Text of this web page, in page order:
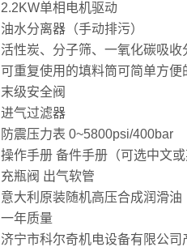
2.2KW单相电机驱动
油水分离器（手动排污）
活性炭、分子筛、一氧化碳吸
可重复使用的填料筒可简单方便
末级安全阀
进气过滤器
防震压力表 0~5800psi/400bar
操作手册 备件手册（可选中文或
充瓶阀 出气软管
意大利原装随机高压合成润滑油
一年质量
济宁市科尔奇机电设备有限公